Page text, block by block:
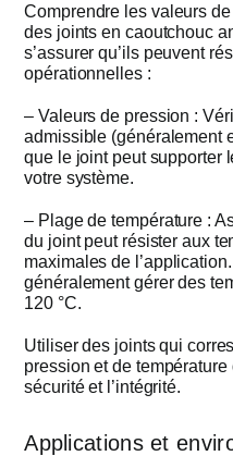
Comprendre les valeurs
des joints en caoutchouc
s’assurer qu’ils peuvent
opérationnelles :
– Valeurs de pression :
admissible (généralement
que le joint peut supporter
votre système.
– Plage de température :
du joint peut résister aux
maximales de
généralement gérer des
120 °C.
Utiliser des joints qui
pression et de
sécurité et l’intégrité.
Applications et